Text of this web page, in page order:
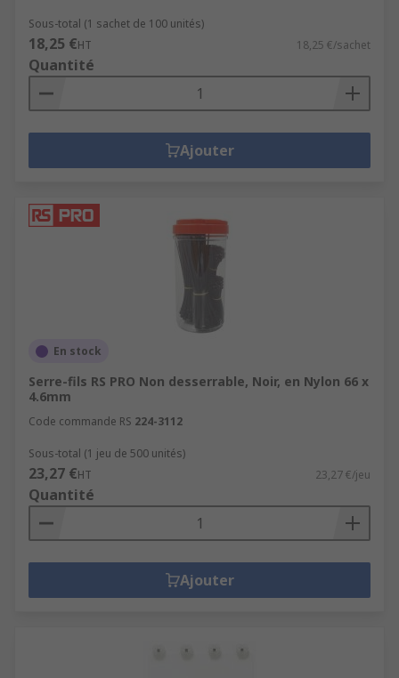
Sous-total (1 sachet de 100 unités)
18,25 €HT 18,25 €/sachet
Quantité
Ajouter
En stock
Serre-fils RS PRO Non desserrable, Noir, en Nylon 66 x
4.6mm
Code commande RS 224-3112
Sous-total (1 jeu de 500 unités)
23,27 €HT 23,27 €/jeu
Quantité
Ajouter